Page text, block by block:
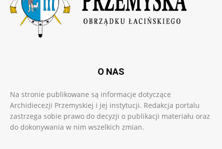
O NAS
Na stronie publikowane są informacje dotyczące
Archidiecezji Przemyskiej i jej instytucji. Redakcja portalu
zastrzega sobie prawo do decyzji o publikacji materiału oraz
do dokonywania w nim wszelkich zmian.